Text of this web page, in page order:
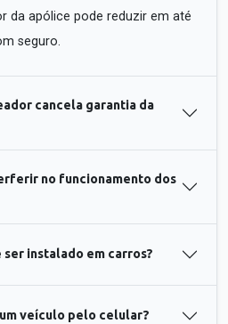
da apólice pode reduzir em até
seguro.
cancela garantia da
no funcionamento dos
instalado em carros?
veículo pelo celular?